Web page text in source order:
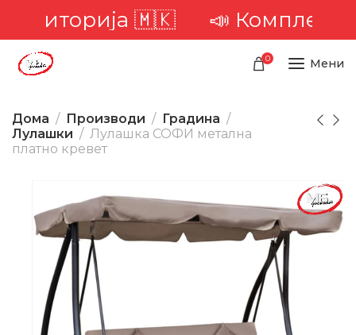
🇲🇰📣 Комплетна
0 Мени
Дома Производи
Градина
Лулашки
Лулашка СОФИ метална
платно кревет